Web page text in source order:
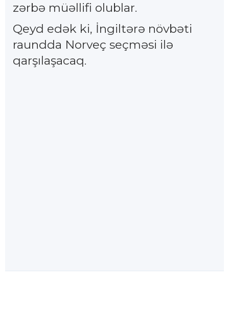
zərbə müəllifi olublar.
Qeyd edək ki, İngiltərə növbəti
raundda Norveç seçməsi ilə
qarşılaşacaq.